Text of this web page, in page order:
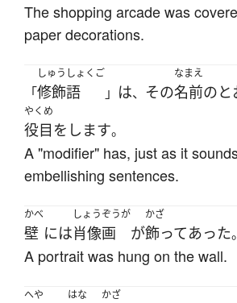
The shopping arcade was
paper decorations.
「
しゅうしょくご
修飾語 」 は、 その
なまえ
名前のと
やくめ
役目 を します。
A "modifier" has, just as it
embellishing sentences.
かべ
壁 には
しょうぞうが
肖像画 が
かざ
飾ってあった。
A portrait was hung on the wall.
へや
はな かざ